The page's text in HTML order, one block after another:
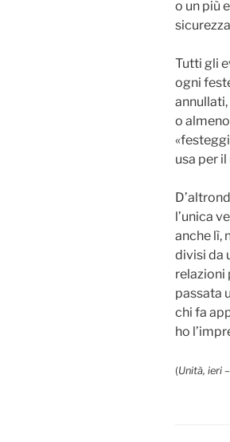
o un più
Tutti gli
ogni
o
usa per
l’unica
anche lì,
divisi da
relazioni
passata
chi fa
ho
(Unità, ieri